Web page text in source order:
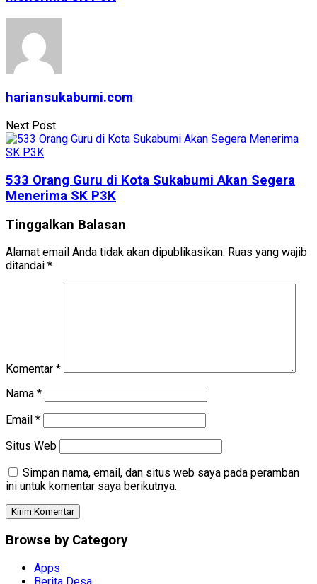
hariansukabumi.com
Next Post
533 Orang Guru di Kota Sukabumi Akan Segera
Menerima SK P3K
Tinggalkan Balasan
Alamat email Anda tidak akan dipublikasikan. Ruas yang wajib
ditandai *
Komentar *
Nama *
Email *
Situs Web
Simpan nama, email, dan situs web saya pada peramban
ini untuk komentar saya berikutnya.
Browse by Category
Apps